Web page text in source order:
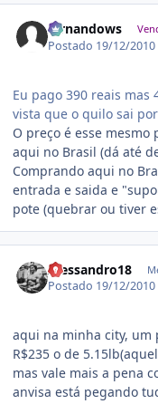
fernandows
Postado 19/12/2010
Eu pago 390 reais mas
vista que o quilo sai
O preço é esse
aqui no Brasil (dá até
Comprando aqui no
entrada e saida e
pote (quebrar ou tiver
Alessandro18
Postado 19/12/2010
aqui na minha city, um
R$235 o de
mas vale mais a pena
anvisa está pegando